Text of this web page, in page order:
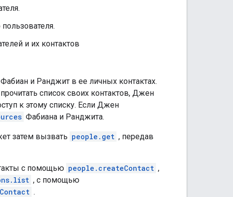
и их контактов
и Ранджит в ее личных контактах.
список своих контактов, Джен
к этому списку. Если Джен
Фабиана и Ранджита.
затем вызвать people.get , передав
с помощью people.createContact ,
, с помощью
.